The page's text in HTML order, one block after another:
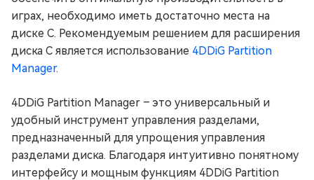
играх, необходимо иметь достаточно места на
диске C. Рекомендуемым решением для расширения
диска C является использование 4DDiG Partition
Manager.
4DDiG Partition Manager – это универсальный и
удобный инструмент управления разделами,
предназначенный для упрощения управления
разделами диска. Благодаря интуитивно понятному
интерфейсу и мощным функциям 4DDiG Partition